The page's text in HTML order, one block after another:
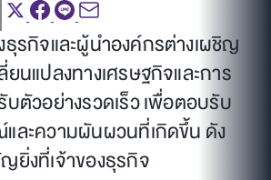
รกิจและผู้นำองค์กรต่างเผชิญ
นแปลงทางเศรษฐกิจและการ
ตัวอย่างรวดเร็ว เพื่อตอบรับ
ละความผันผวนที่เกิดขึ้น ดัง
ยิ่งที่เจ้าของธุรกิจ